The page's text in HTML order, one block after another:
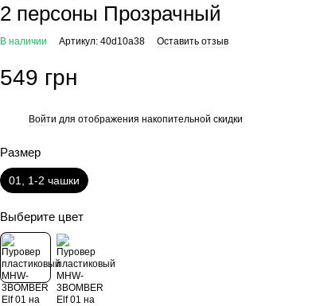
2 персоны Прозрачный
В наличии Артикул: 40d10a38 Оставить отзыв
549 грн
Войти для отображения накопительной скидки
Размер
01, 1-2 чашки
Выберите цвет